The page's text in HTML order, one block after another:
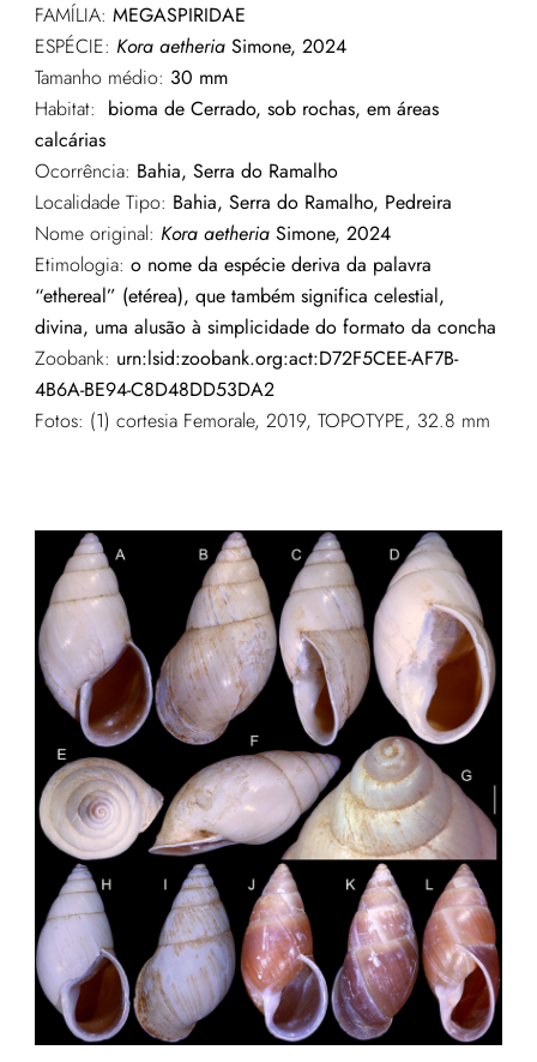
FAMÍLIA: MEGASPIRIDAE
ESPÉCIE: Kora aetheria Simone, 2024
Tamanho médio: 30 mm
Habitat: bioma de Cerrado, sob rochas, em áreas
calcárias
Ocorrência: Bahia, Serra do Ramalho
Localidade Tipo: Bahia, Serra do Ramalho, Pedreira
Nome original: Kora aetheria Simone, 2024
Etimologia: o nome da espécie deriva da palavra
“ethereal” (etérea), que também significa celestial,
divina, uma alusão à simplicidade do formato da concha
Zoobank: urn:lsid:zoobank.org:act:D72F5CEE-AF7B-
4B6A-BE94-C8D48DD53DA2
Fotos: (1) cortesia Femorale, 2019, TOPOTYPE, 32.8 mm